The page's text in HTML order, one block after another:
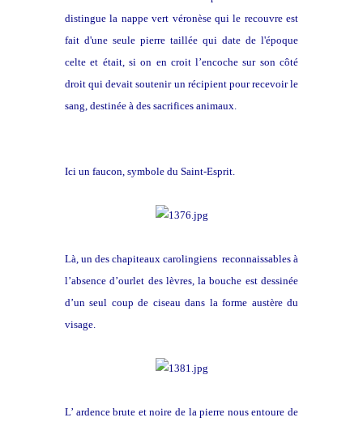
distingue la nappe vert véronèse qui le recouvre est
fait d'une seule pierre taillée qui date de l'époque
celte et était, si on en croit l’encoche sur son côté
droit qui devait soutenir un récipient pour recevoir le
sang, destinée à des sacrifices animaux.
Ici un faucon, symbole du Saint-Esprit.
Là, un des chapiteaux carolingiens reconnaissables à
l’absence d’ourlet des lèvres, la bouche est dessinée
d’un seul coup de ciseau dans la forme austère du
visage.
L’ ardence brute et noire de la pierre nous entoure de